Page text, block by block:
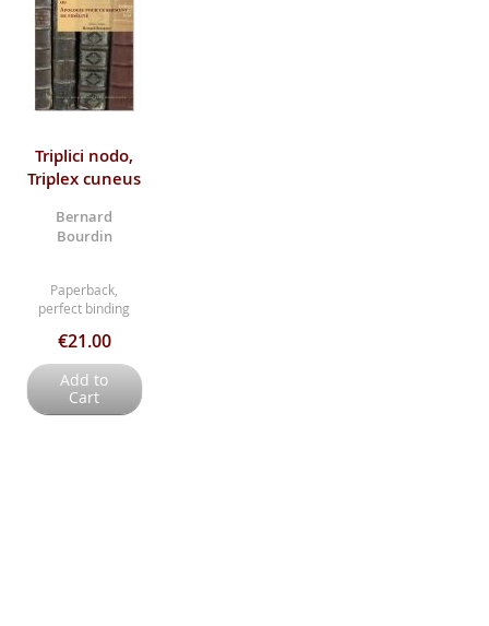
Triplici nodo,
Triplex cuneus
Bernard
Bourdin
Paperback,
perfect binding
€21.00
Add to
Cart